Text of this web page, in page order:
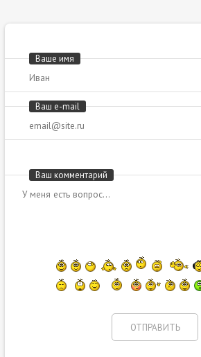
Ваше имя
Ваш e-mail
Ваш комментарий